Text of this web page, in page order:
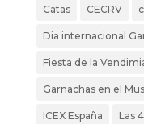
Catas CECRV
Dia internacional
Fiesta de la
Garnachas en el
ICEX España Las